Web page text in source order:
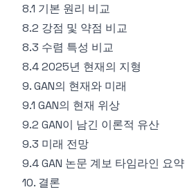
8.1 기본 원리 비교
8.2 강점 및 약점 비교
8.3 수렴 특성 비교
8.4 2025년 현재의 지형
9. GAN의 현재와 미래
9.1 GAN의 현재 위상
9.2 GAN이 남긴 이론적 유산
9.3 미래 전망
9.4 GAN 논문 계보 타임라인 요약
10. 결론